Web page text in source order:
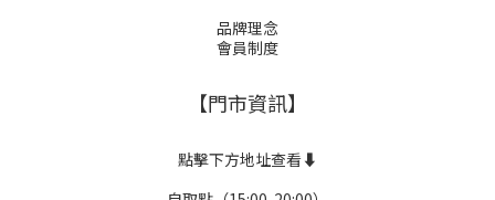
品牌理念
會員制度
【門市資訊】
點擊下方地址查看⬇️